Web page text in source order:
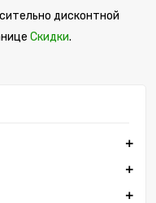
дисконтной
Скидки.